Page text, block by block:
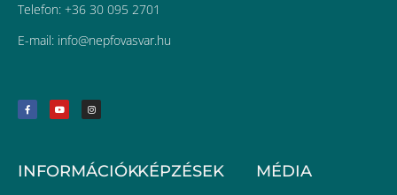
Telefon: +36 30 095 2701
E-mail: uh.ravsavofpen@ofni
INFORMÁCIÓKKÉPZÉSEK MÉDIA